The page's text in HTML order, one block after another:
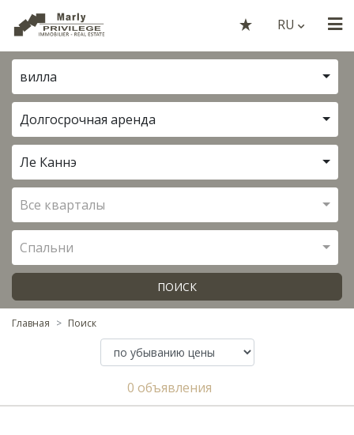
RU
вилла
Долгосрочная аренда
Ле Каннэ
Все кварталы
Спальни
ПОИСК
Главная Поиск
0 объявления